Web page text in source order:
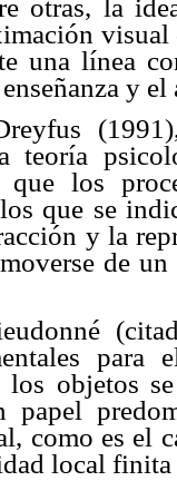
otras, la
una línea
y
teoría
que los
que se
y la
de
los objetos
papel
como es el
local